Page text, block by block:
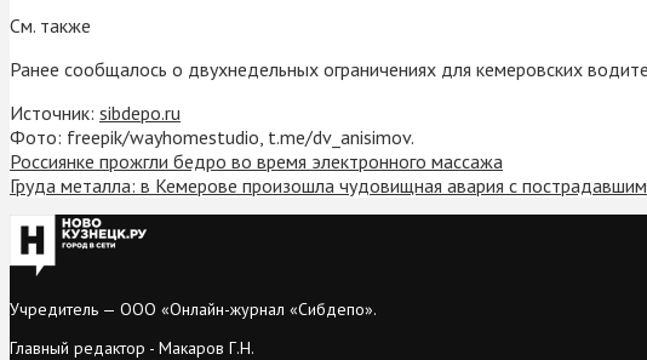
См. также
Ранее сообщалось о двухнедельных ограничениях для кемеровских
Источник: sibdepo.ru
Фото: freepik/wayhomestudio, t.me/dv_anisimov.
Россиянке прожгли бедро во время электронного массажа
Груда металла: в Кемерове произошла чудовищная авария с
Учредитель — ООО «Онлайн-журнал «Сибдепо».
Главный редактор - Макаров Г.Н.